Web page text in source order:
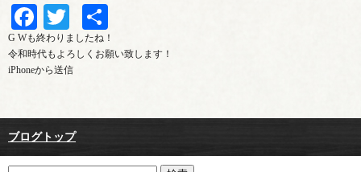
Facebook
Twitter
有
G Wも終わりましたね！
令和時代もよろしくお願い致します！
iPhoneから送信
ブログトップ